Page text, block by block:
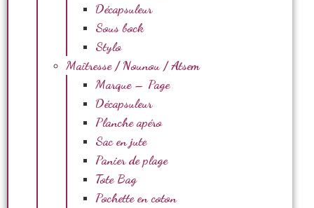
Décapsuleur
Sous bock
Stylo
Maîtresse / Nounou / Atsem
Marque – Page
Décapsuleur
Planche apéro
Sac en jute
Panier de plage
Tote Bag
Pochette en coton